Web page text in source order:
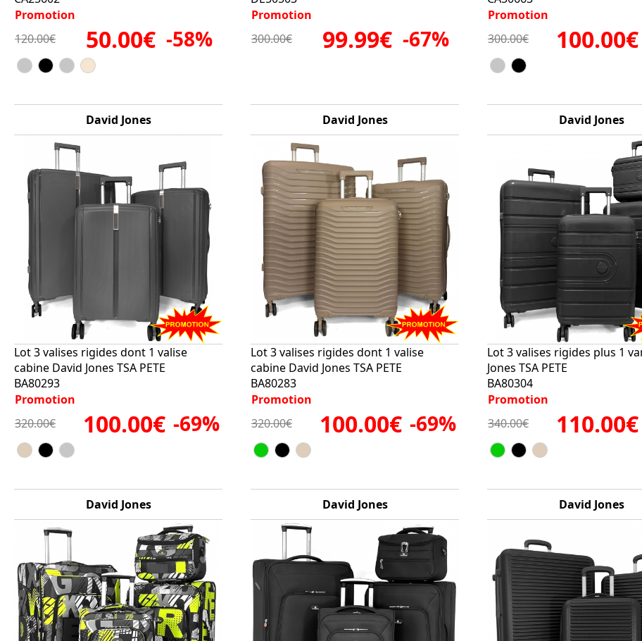
Promotion
120.00€
50.00€ -58%
Promotion
300.00€
99.99€ -67%
Promotion
300.00€
100.00€
David Jones
Lot 3 valises rigides dont 1 valise
cabine David Jones TSA PETE
BA80293
Promotion
320.00€
100.00€ -69%
David Jones
Lot 3 valises rigides dont 1 valise
cabine David Jones TSA PETE
BA80283
Promotion
320.00€
100.00€ -69%
David Jones
Lot 3 valises rigides plus 1
Jones TSA PETE
BA80304
Promotion
340.00€
110.00€
David Jones David Jones David Jones